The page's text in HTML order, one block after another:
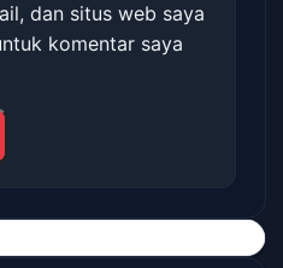
dan situs web saya
komentar saya